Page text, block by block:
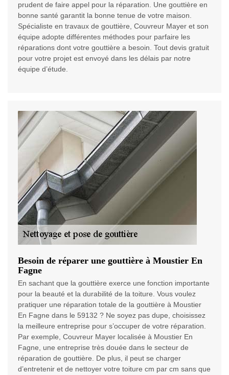
prudent de faire appel pour la réparation. Une gouttière en
bonne santé garantit la bonne tenue de votre maison.
Spécialiste en travaux de gouttière, Couvreur Mayer et son
équipe adopte différentes méthodes pour parfaire les
réparations dont votre gouttière a besoin. Tout devis gratuit
pour votre projet est envoyé dans les délais par notre
équipe d’étude.
Besoin de réparer une gouttière à Moustier En
Fagne
En sachant que la gouttière exerce une fonction importante
pour la beauté et la durabilité de la toiture. Vous voulez
pratiquer une réparation totale de la gouttière à Moustier
En Fagne dans le 59132 ? Ne soyez pas dupe, choisissez
la meilleure entreprise pour s’occuper de votre réparation.
Par exemple, Couvreur Mayer localisée à Moustier En
Fagne, une entreprise très douée dans le secteur de
réparation de gouttière. De plus, il peut se charger
d’entretenir et de nettoyer votre toiture cm par cm sans que